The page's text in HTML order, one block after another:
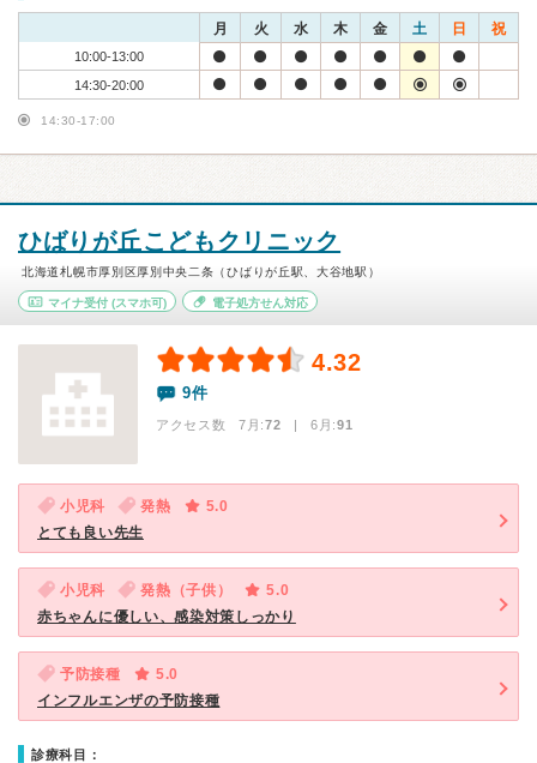
月 火 水 木 金 土 日 祝
10:00-13:00
14:30-20:00
14:30-17:00
ひばりが丘こどもクリニック
北海道札幌市厚別区厚別中央二条（ひばりが丘駅、大谷地駅）
マイナ受付 (スマホ可) 電子処方せん対応
4.32
9件
アクセス数 7月:72 | 6月:91
小児科 発熱
5.0
とても良い先生
小児科 発熱（子供）
5.0
赤ちゃんに優しい、感染対策しっかり
予防接種
5.0
インフルエンザの予防接種
診療科目：